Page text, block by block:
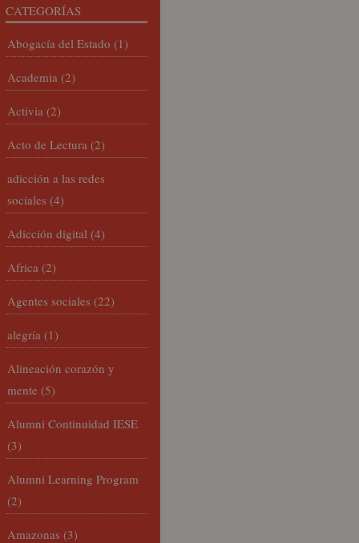
CATEGORÍAS
Abogacía del Estado (1)
Academia (2)
Activia (2)
Acto de Lectura (2)
adicción a las redes
sociales (4)
Adicción digital (4)
Africa (2)
Agentes sociales (22)
alegría (1)
Alineación corazón y
mente (5)
Alumni Continuidad IESE
(3)
Alumni Learning Program
(2)
Amazonas (3)